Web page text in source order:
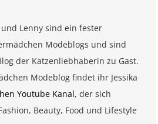
Lenny sind ein fester
Modeblogs und sind
der Katzenliebhaberin zu Gast.
Modeblog findet ihr Jessika
Youtube Kanal, der sich
Beauty, Food und Lifestyle